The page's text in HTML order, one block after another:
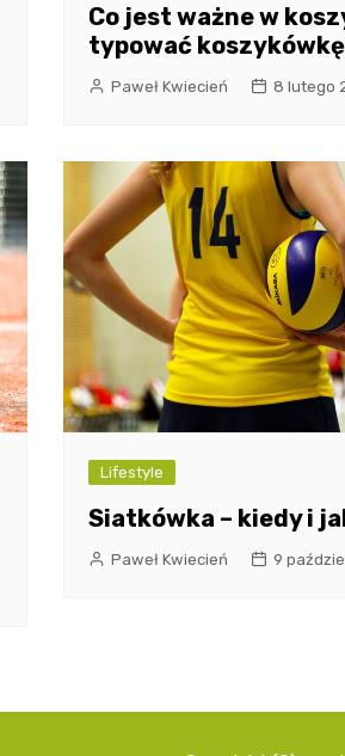
Co jest ważne w
typować
Paweł Kwiecień 8 lutego
Lifestyle
Siatkówka – kiedy i
Paweł Kwiecień 9